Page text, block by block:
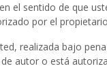
el sentido de que
por el
realizada bajo
autor o está